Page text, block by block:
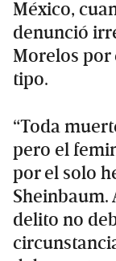
México,
denunció
Morelos por
tipo.
“Toda
pero el
por el solo
Sheinbaum.
delito no